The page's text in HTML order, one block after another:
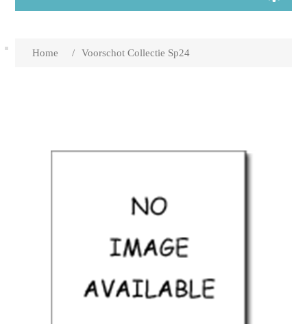
Home / Voorschot Collectie Sp24